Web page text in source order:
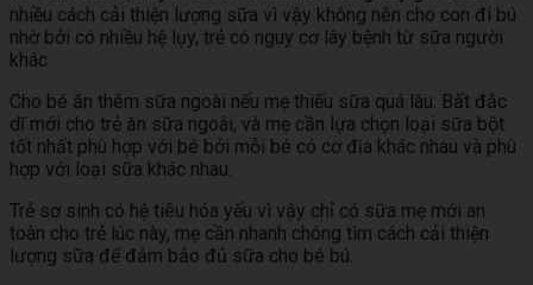
nhiều cách cải thiện lượng sữa vì vậy không nên cho con đi bú
nhờ bởi có nhiều hệ lụy, trẻ có nguy cơ lây bệnh từ sữa người
khác
Cho bé ăn thêm sữa ngoài nếu mẹ thiếu sữa quá lâu. Bất đắc
dĩ mới cho trẻ ăn sữa ngoài, và mẹ cần lựa chọn loại sữa bột
tốt nhất phù hợp với bé bởi mỗi bé có cơ địa khác nhau và phù
hợp với loại sữa khác nhau.
Trẻ sơ sinh có hệ tiêu hóa yếu vì vậy chỉ có sữa mẹ mới an
toàn cho trẻ lúc này, mẹ cần nhanh chóng tìm cách cải thiện
lượng sữa để đảm bảo đủ sữa cho bé bú.